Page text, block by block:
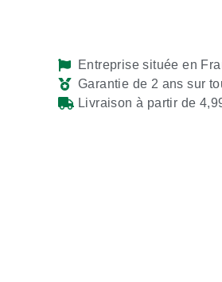
Entreprise située en
Garantie de 2 ans sur
Livraison à partir de